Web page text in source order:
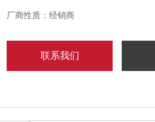
厂商性质：经销商
联系我们